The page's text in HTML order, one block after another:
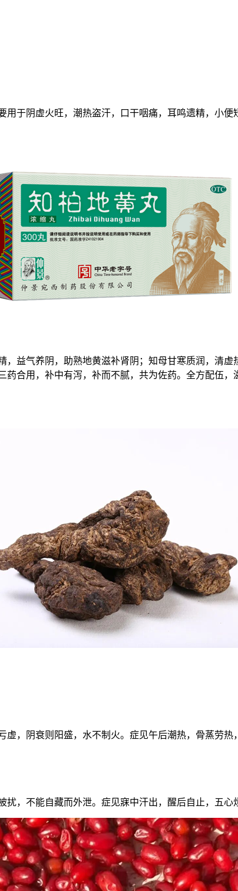
于阴虚火旺，潮热盗汗，口干咽痛，耳鸣遗精，小便
益气养阴，助熟地黄滋补肾阴；知母甘寒质润，清
合用，补中有泻，补而不腻，共为佐药。全方配伍
，阴衰则阳盛，水不制火。症见午后潮热，骨蒸劳热
，不能自藏而外泄。症见寐中汗出，醒后自止，五